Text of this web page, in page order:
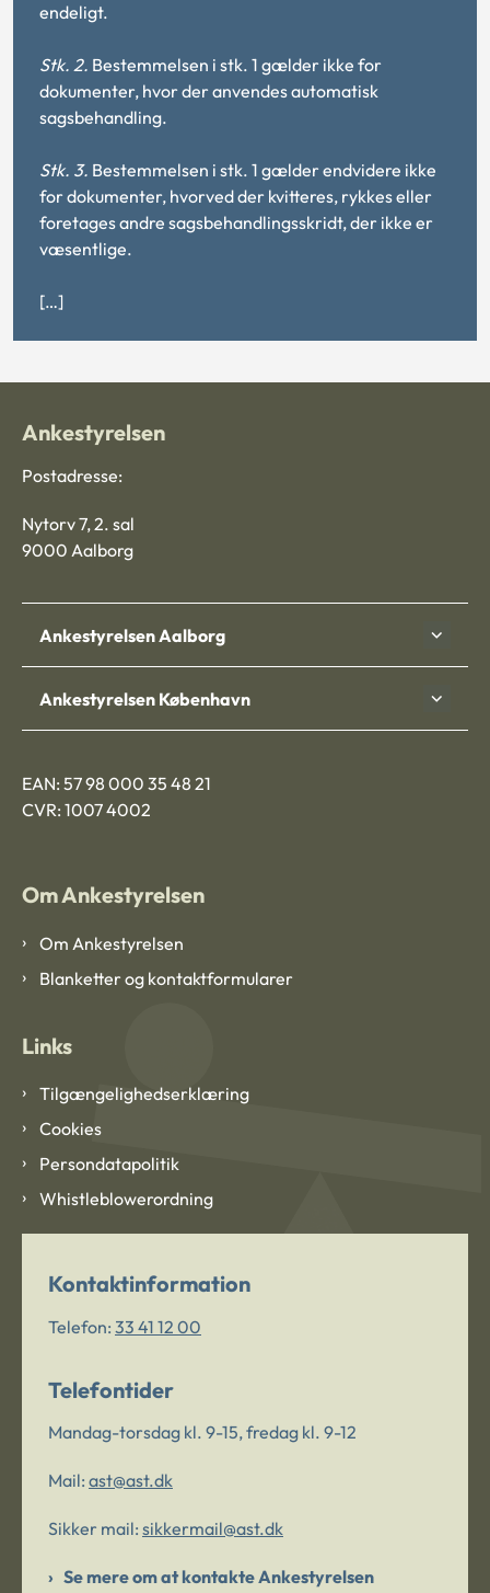
endeligt.
Stk. 2. Bestemmelsen i stk. 1 gælder ikke for
dokumenter, hvor der anvendes automatisk
sagsbehandling.
Stk. 3. Bestemmelsen i stk. 1 gælder endvidere ikke
for dokumenter, hvorved der kvitteres, rykkes eller
foretages andre sagsbehandlingsskridt, der ikke er
væsentlige.
[…]
Ankestyrelsen
Postadresse:
Nytorv 7, 2. sal
9000 Aalborg
Ankestyrelsen Aalborg
Ankestyrelsen København
EAN: 57 98 000 35 48 21
CVR: 1007 4002
Om Ankestyrelsen
Om Ankestyrelsen
Blanketter og kontaktformularer
Links
Tilgængelighedserklæring
Cookies
Persondatapolitik
Whistleblowerordning
Kontaktinformation
Telefon: 33 41 12 00
Telefontider
Mandag-torsdag kl. 9-15, fredag kl. 9-12
Mail: ast@ast.dk
Sikker mail: sikkermail@ast.dk
Se mere om at kontakte Ankestyrelsen